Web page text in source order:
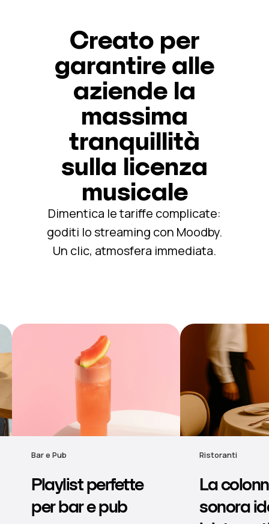
Creato per
garantire alle
aziende la
massima
tranquillità
sulla licenza
musicale
Dimentica le tariffe complicate:
goditi lo streaming con Moodby.
Un clic, atmosfera immediata.
Ristoranti
La colonna
sonora ideale per
Hotel
Musica